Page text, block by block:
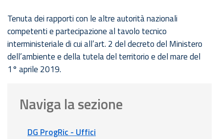
Tenuta dei rapporti con le altre autorità nazionali
competenti e partecipazione al tavolo tecnico
interministeriale di cui all’art. 2 del decreto del Ministero
dell’ambiente e della tutela del territorio e del mare del
1° aprile 2019.
Naviga la sezione
DG ProgRic - Uffici